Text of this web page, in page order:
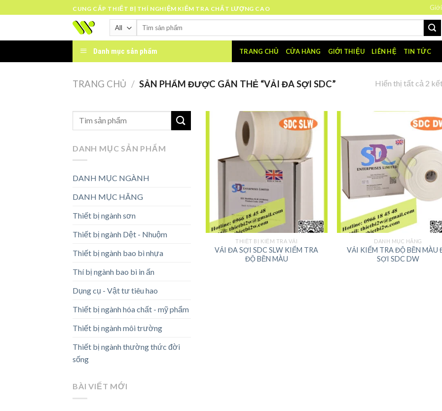
to
CUNG CẤP THIẾT BỊ THÍ NGHIỆM KIỂM TRA CHẤT LƯỢNG CAO
Tìm
Danh mục sản phẩm TRANG CHỦ CỬA HÀNG GIỚI THIỆU LIÊN HỆ TIN TỨC
TRANG CHỦ / SẢN PHẨM ĐƯỢC GẮN THẺ “VẢI ĐA SỢI SDC” Hiển thị tất cả 2
DANH MỤC SẢN PHẨM
DANH MỤC NGÀNH
DANH MỤC HÃNG
Thiết bị ngành sơn
Thiết bị ngành Dệt - Nhuộm
Thiết bị ngành bao bì nhựa
Thí bị ngành bao bì in ấn
Dụng cụ - Vật tư tiêu hao
Thiết bị ngành hóa chất - mỹ phẩm
Thiết bị ngành môi trường
Thiết bị ngành thường thức đời
sống
BÀI VIẾT MỚI
THIẾT BỊ KIỂM TRA VẢI
VẢI ĐA SỢI SDC SLW KIỂM TRA
ĐỘ BỀN MÀU
DANH MỤC HÃNG
VẢI KIỂM TRA ĐỘ BỀN MÀU
SỢI SDC DW